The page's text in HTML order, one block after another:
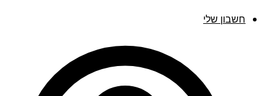
חשבון שלי